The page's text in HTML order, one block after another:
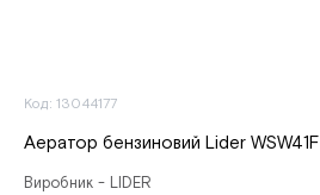
Код: 13044177
Аератор бензиновий Lider WSW41F
Виробник - LIDER